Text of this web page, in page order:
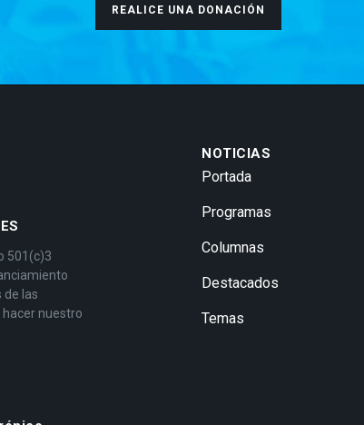
REALICE UNA DONACIÓN
501(c)3
de las
nuestro
NOTICIAS
Portada
Programas
Columnas
Destacados
Temas